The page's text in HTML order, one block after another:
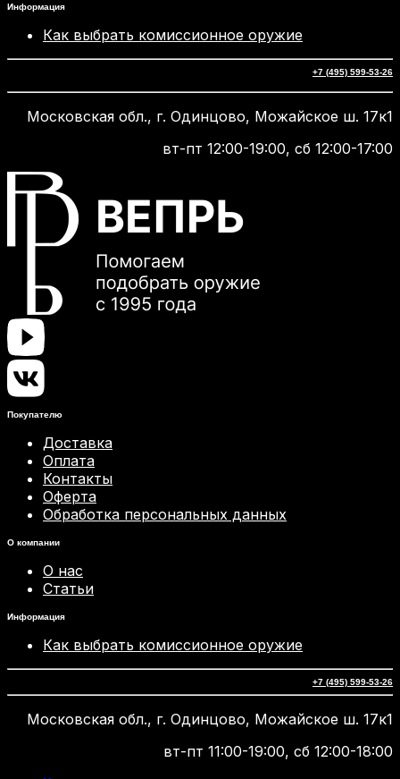
Информация
Как выбрать комиссионное оружие
+7 (495) 599-53-26
Московская обл., г. Одинцово, Можайское ш. 17к1
вт-пт 12:00-19:00, сб 12:00-17:00
Покупателю
Доставка
Оплата
Контакты
Оферта
Обработка персональных данных
О компании
О нас
Статьи
Информация
Как выбрать комиссионное оружие
+7 (495) 599-53-26
Московская обл., г. Одинцово, Можайское ш. 17к1
вт-пт 11:00-19:00, сб 12:00-18:00